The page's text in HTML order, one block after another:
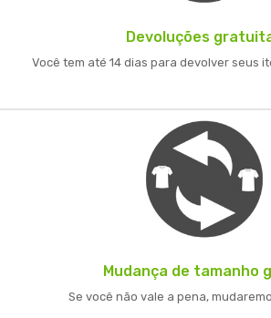
Devoluções
Você tem até 14 dias para devolver seus
Mudança de tamanho
Se você não vale a pena,